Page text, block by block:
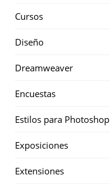
Cursos
Diseño
Dreamweaver
Encuestas
Estilos para Photoshop
Exposiciones
Extensiones